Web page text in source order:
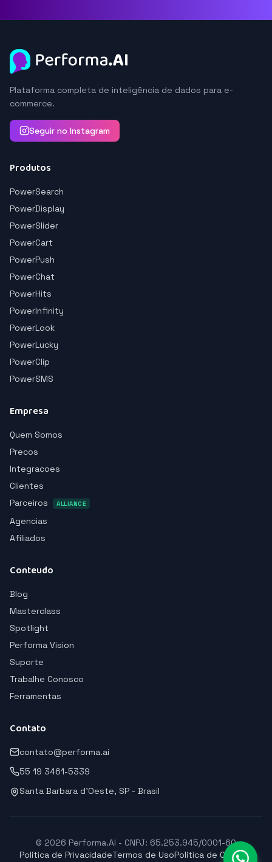
Plataforma completa de inteligência de dados para e-
commerce.
Seguir no Instagram
Produtos
PowerSearch
PowerDisplay
PowerSlider
PowerCart
PowerPush
PowerChat
PowerHits
PowerInfinity
PowerLook
PowerLucky
PowerClip
PowerSMS
Empresa
Quem Somos
Precos
Integracoes
Clientes
Parceiros
ALLIANCE
Agencias
Afiliados
Conteudo
Blog
Masterclass
Spotlight
Performa Vision
Suporte
Trabalhe Conosco
Ferramentas
Contato
contato@performa.ai
55 19 3461-5339
Santa Barbara d'Oeste, SP - Brasil
© 2026 Performa.AI - CNPJ: 65.253.945/0001-60
Política de PrivacidadeTermos de UsoPolítica de Cookies